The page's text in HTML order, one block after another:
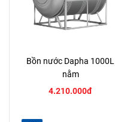
Bồn nước Dapha 1000L
nằm
4.210.000đ